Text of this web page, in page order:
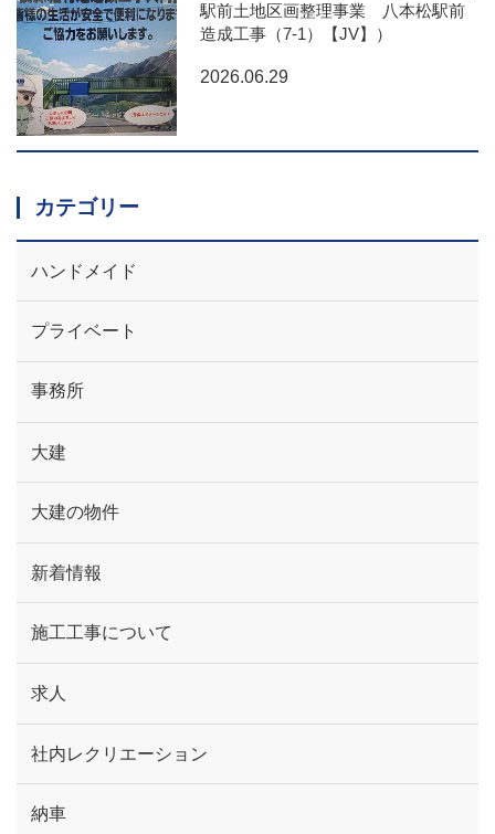
駅前土地区画整理事業 八本松駅前
造成工事（7-1）【JV】）
2026.06.29
カテゴリー
ハンドメイド
プライベート
事務所
大建
大建の物件
新着情報
施工工事について
求人
社内レクリエーション
納車